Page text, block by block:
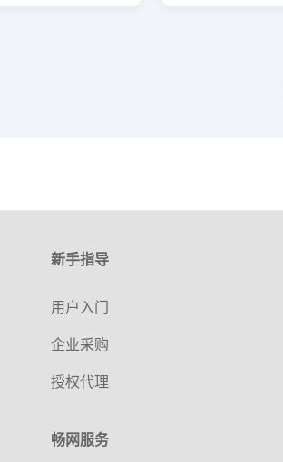
新手指导
用户入门
企业采购
授权代理
畅网服务